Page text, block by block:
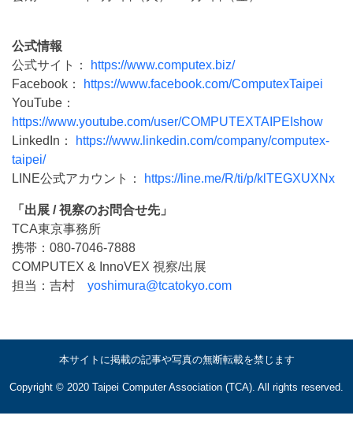
公式情報
公式サイト：
https://www.computex.biz/
Facebook：
https://www.facebook.com/ComputexTaipei
YouTube：
https://www.youtube.com/user/COMPUTEXTAIPEIshow
LinkedIn：
https://www.linkedin.com/company/computex-
taipei/
LINE公式アカウント：
https://line.me/R/ti/p/klTEGXUXNx
「出展 / 視察のお問合せ先」
TCA東京事務所
携帯：080-7046-7888
COMPUTEX & InnoVEX 視察/出展
担当：吉村 yoshimura@tcatokyo.com
本サイトに掲載の記事や写真の無断転載を禁じます
Copyright © 2020 Taipei Computer Association (TCA). All rights reserved.